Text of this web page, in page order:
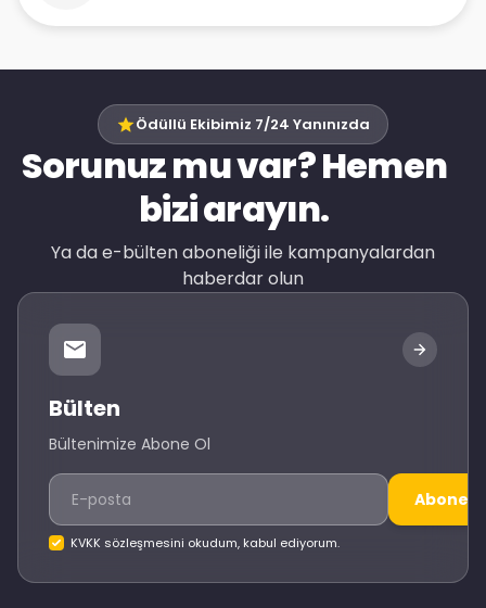
Ödüllü Ekibimiz 7/24 Yanınızda
Sorunuz mu var? Hemen
bizi arayın.
Ya da e-bülten aboneliği ile kampanyalardan
haberdar olun
Bülten
Bültenimize Abone Ol
Abone
KVKK sözleşmesini okudum, kabul ediyorum.